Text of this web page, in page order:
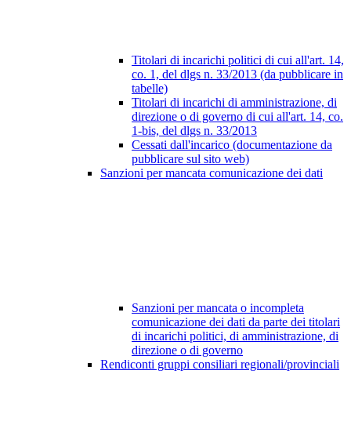
Titolari di incarichi politici di cui all'art. 14,
co. 1, del dlgs n. 33/2013 (da pubblicare in
tabelle)
Titolari di incarichi di amministrazione, di
direzione o di governo di cui all'art. 14, co.
1-bis, del dlgs n. 33/2013
Cessati dall'incarico (documentazione da
pubblicare sul sito web)
Sanzioni per mancata comunicazione dei dati
Sanzioni per mancata o incompleta
comunicazione dei dati da parte dei titolari
di incarichi politici, di amministrazione, di
direzione o di governo
Rendiconti gruppi consiliari regionali/provinciali